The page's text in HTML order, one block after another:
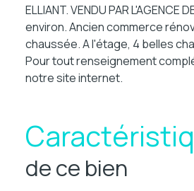
ELLIANT. VENDU PAR
environ. Ancien commerce
chaussée. A l'étage, 4 belles
Pour tout renseignement
notre site internet.
de ce bien